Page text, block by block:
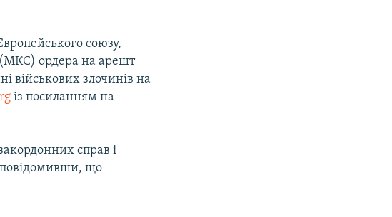
союзу,
ордера на арешт
військових злочинів на
із посиланням на
справ і
повідомивши, що